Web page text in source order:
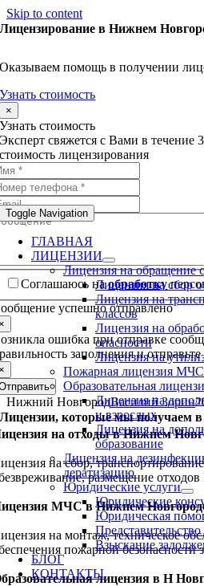
Skip to content
Toggle Navigation
ГЛАВНАЯ
ЛИЦЕНЗИИ
Лицензия на обращение
Лицензия на сбор
Лицензия на
классов
Лицензия на
опасности
Лицензия на
Пожарная лицензия МЧС
Образовательная
Лицензия на
и взрослых
Лицензия на
образование
Лицензия на
дератизацию
Юридические услуги
Юридические
Юридическая
Взыскание
БЛОГ
КОНТАКТЫ
Лицензирование в Нижнем
Оказываем помощь в получении
Узнать стоимость
×
Узнать стоимость
Эксперт свяжется с Вами в течение
стоимость лицензирования
Соглашаюсь наобработку
успешно отправлено
ошибка при отправке
заполнения и
Нижний НовгородВасилий Зорин
Лицензии, которые мы получаем
на отходы в Нижнем
на сбор,
размещение
МЧС в Нижнем
на монтаж, техническое
пожарной безопасности
лицензия в Н